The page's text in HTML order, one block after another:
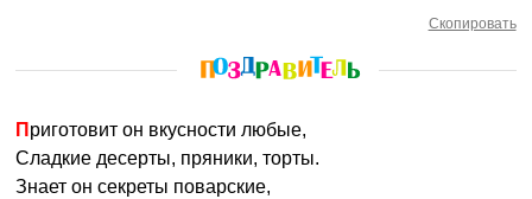
Скопировать
Приготовит он вкусности любые,
Сладкие десерты, пряники, торты.
Знает он секреты поварские,